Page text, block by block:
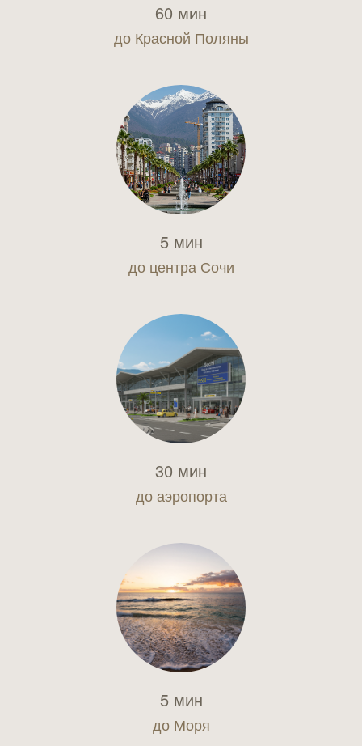
60 мин
до Красной Поляны
5 мин
до центра Сочи
30 мин
до аэропорта
5 мин
до Моря